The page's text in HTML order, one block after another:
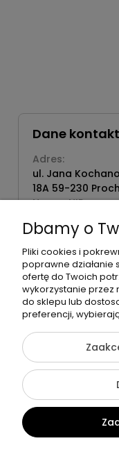
Dane
Adres:
ul. Jana
18A 59-230
Numer NIP:
Telefon:
518358020
©2026 Wszelkie
Sklep
Dbamy o
Pliki cookies i
poprawne działanie
ofertę do Twoich
wykorzystanie przez
do sklepu lub
preferencji,